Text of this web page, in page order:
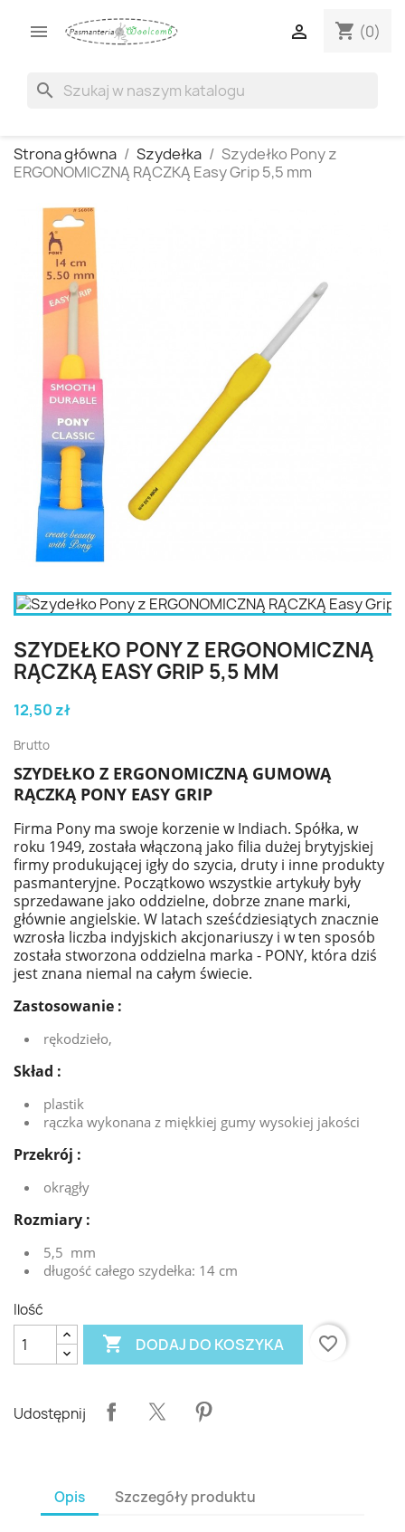
 shopping_cart (0)

search
Strona główna Szydełka
Szydełko Pony z
ERGONOMICZNĄ RĄCZKĄ Easy Grip 5,5 mm
SZYDEŁKO PONY Z ERGONOMICZNĄ
RĄCZKĄ EASY GRIP 5,5 MM
12,50 zł
Brutto
SZYDEŁKO Z ERGONOMICZNĄ GUMOWĄ
RĄCZKĄ PONY EASY GRIP
Firma Pony ma swoje korzenie w Indiach. Spółka, w
roku 1949, została włączoną jako filia dużej brytyjskiej
firmy produkującej igły do szycia, druty i inne produkty
pasmanteryjne. Początkowo wszystkie artykuły były
sprzedawane jako oddzielne, dobrze znane marki,
głównie angielskie. W latach sześćdziesiątych znacznie
wzrosła liczba indyjskich akcjonariuszy i w ten sposób
została stworzona oddzielna marka - PONY, która dziś
jest znana niemal na całym świecie.
Zastosowanie :
rękodzieło,
Skład :
plastik
rączka wykonana z miękkiej gumy wysokiej jakości
Przekrój :
okrągły
Rozmiary :
5,5 mm
długość całego szydełka: 14 cm
Ilość
 DODAJ DO KOSZYKA favorite_border
Udostępnij
Opis Szczegóły produktu